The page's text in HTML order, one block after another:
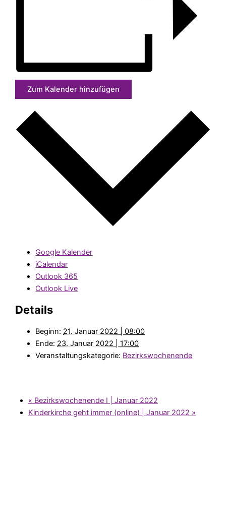
Zum Kalender hinzufügen
Google Kalender
iCalendar
Outlook 365
Outlook Live
Details
Beginn: 21. Januar 2022 | 08:00
Ende: 23. Januar 2022 | 17:00
Veranstaltungskategorie: Bezirkswochenende
« Bezirkswochenende I | Januar 2022
Kinderkirche geht immer (online) | Januar 2022 »